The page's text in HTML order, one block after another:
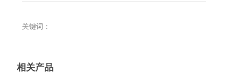
关键词：
相关产品